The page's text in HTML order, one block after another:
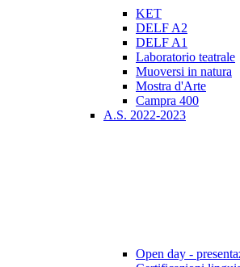
KET
DELF A2
DELF A1
Laboratorio teatrale
Muoversi in natura
Mostra d'Arte
Campra 400
A.S. 2022-2023
Open day -